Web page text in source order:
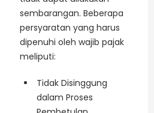
sembarangan. Beberapa
persyaratan yang harus
dipenuhi oleh wajib pajak
meliputi:
Tidak Disinggung
dalam Proses